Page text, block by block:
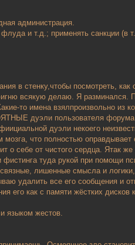
администрация.
и т.д.; применять санкции (в
в стенку,чтобы посмотреть,
всякую делаю. Я разминался.
то имена взялпроизвольно из
дуэли пользователя форума
дуэли некоего
что полностью
о себе от чистого сердца. Ятак
туда рукой при помощи
лишенные смысла и
удалить все его сообщения и
его как с памяти жёстких
языком жестов.